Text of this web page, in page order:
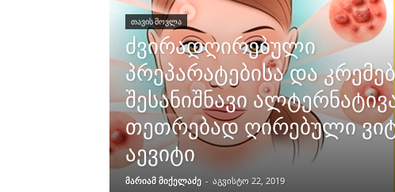
ᲗᲐᲕᲘᲡ ᲛᲝᲕᲚᲐ
ძვირადღირებული
პრეპარატებისა და
შესანიშნავი
თეთრებად ღირებული
აევიტი
მარიამ მიქელაძე - აგვისტო 22, 2019